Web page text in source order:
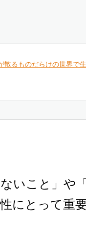
るものだらけの世界で
いこと」や
にとって重